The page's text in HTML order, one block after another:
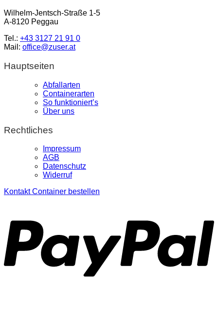
Wilhelm-Jentsch-Straße 1-5
A-8120 Peggau
Tel.: +43 3127 21 91 0
Mail: office@zuser.at
Hauptseiten
Abfallarten
Containerarten
So funktioniert’s
Über uns
Rechtliches
Impressum
AGB
Datenschutz
Widerruf
Kontakt Container bestellen